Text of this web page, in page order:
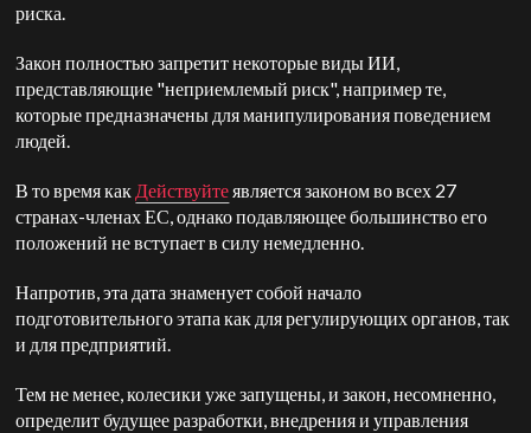
риска.
Закон полностью запретит некоторые виды ИИ,
представляющие "неприемлемый риск", например те,
которые предназначены для манипулирования поведением
людей.
В то время как Действуйтеявляется законом во всех 27
странах-членах ЕС, однако подавляющее большинство его
положений не вступает в силу немедленно.
Напротив, эта дата знаменует собой начало
подготовительного этапа как для регулирующих органов, так
и для предприятий.
Тем не менее, колесики уже запущены, и закон, несомненно,
определит будущее разработки, внедрения и управления